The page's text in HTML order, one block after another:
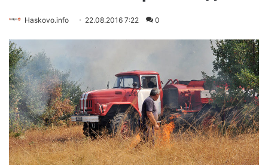
Haskovo.info 22.08.2016 7:22 0